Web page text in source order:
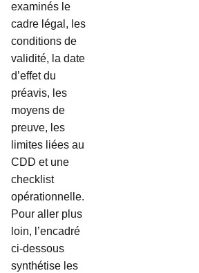
examinés le
cadre légal, les
conditions de
validité, la date
d’effet du
préavis, les
moyens de
preuve, les
limites liées au
CDD et une
checklist
opérationnelle.
Pour aller plus
loin, l’encadré
ci-dessous
synthétise les